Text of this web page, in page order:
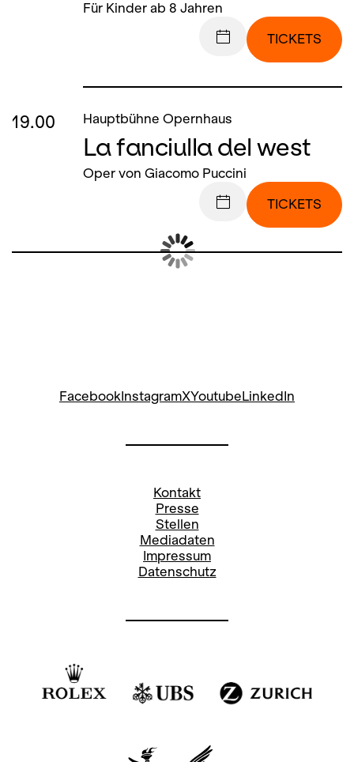
Für Kinder ab 8 Jahren
TICKETS
19.00 Hauptbühne Opernhaus
La fanciulla del west
Oper von Giacomo Puccini
TICKETS
FacebookInstagramXYoutubeLinkedIn
Kontakt
Presse
Stellen
Mediadaten
Impressum
Datenschutz